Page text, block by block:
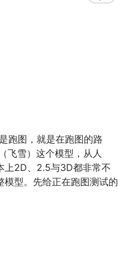
跑图，就是在跑图的路
飞雪）这个模型，从人
上2D、2.5与3D都非常不
型。先给正在跑图测试的
可爱版本的纯二次元通用